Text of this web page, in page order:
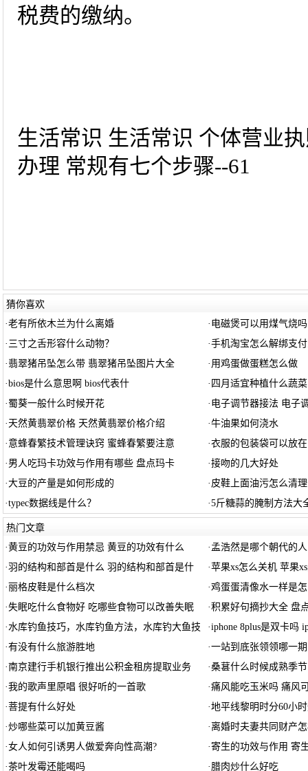
税费的缴纳。
生活常识 生活常识 个体营业
办理 常规有七个步骤--61
猜你喜欢
·老有所依木兰为什么离婚 · 电磁煲可以用煤气烧
· 三寸之舌形容什么动物？ ·手机淘宝怎么解绑支
· 翡翠猪吊坠怎么带 翡翠猪吊坠图片大全 · 用鸡蛋做蛋糕怎么做
·bios是什么意思啊 bios代表什 · 四月适宜种植什么蔬菜
· 蜀葵一般什么时候开花 · 电子调节器接法 电子
· 天然黄翡翠价格 天然黄翡翠价格介绍 ·牛油果如何浇水
· 意蜂春繁技术管理诀窍 蜜蜂春繁要注意 ·衣服的包装袋可以放
· 男人吃玛卡功效与作用有哪些 盘点玛卡 ·接吻的几大好处
·大豆的产量是如何形成的 · 皮鞋上面油污怎么清
·typec数据线是什么？ ·5斤糖蒜的腌制方法大
热门文章
·黄豆的功效与作用禁忌 黄豆的功效有什么 · 孟浩然是哪个朝代的
·羽的结构和部首是什么 羽的结构和部首是什 ·苹果xs怎么关机 苹果
· 丽格皮鞋是什么档次 ·鸡蛋蛋清像水一样是
·失眠吃什么食物好 吃哪些食物可以改善失眠 ·积累好句摘抄大全 盘
·水库钓鱼技巧，水库钓鱼方法，水库钓大鱼技 ·iphone 8plus是双卡吗
·有没有什么旅游胜地 ·一站到底张领领哪一期
·南京建行手机银行推出公积金租房提取业务 ·桑葚什么时候成熟季
·我的歌声里原唱 很好听的一首歌 ·痛风能吃玉米吗 痛风
·菩提有什么好处 ·地平线黎明时分60小
·炒哪些菜可以加黄豆酱 · 离婚时夫妻共同财产
·女人如何引诱男人做爱奔向性高潮? ·寄生的功效与作用 寄
·茶叶发霉还能喝吗 · 腊肉炒什么好吃